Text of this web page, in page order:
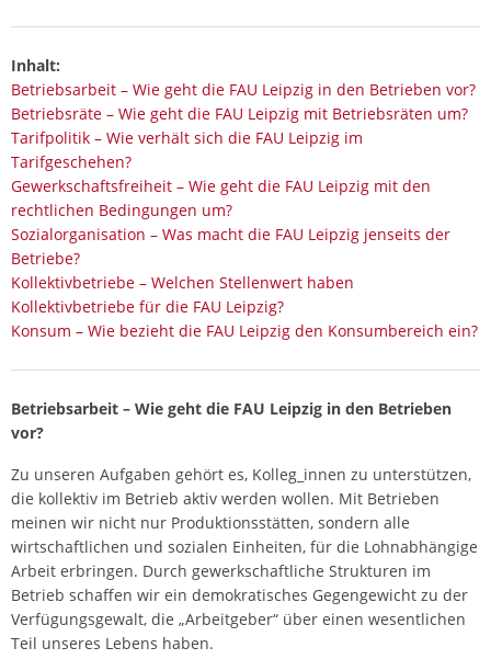
Inhalt:
Betriebsarbeit – Wie geht die FAU Leipzig in den Betrieben vor?
Betriebsräte – Wie geht die FAU Leipzig mit Betriebsräten um?
Tarifpolitik – Wie verhält sich die FAU Leipzig im
Tarifgeschehen?
Gewerkschaftsfreiheit – Wie geht die FAU Leipzig mit den
rechtlichen Bedingungen um?
Sozialorganisation – Was macht die FAU Leipzig jenseits der
Betriebe?
Kollektivbetriebe – Welchen Stellenwert haben
Kollektivbetriebe für die FAU Leipzig?
Konsum – Wie bezieht die FAU Leipzig den Konsumbereich ein?
Betriebsarbeit – Wie geht die FAU Leipzig in den Betrieben
vor?
Zu unseren Aufgaben gehört es, Kolleg_innen zu unterstützen,
die kollektiv im Betrieb aktiv werden wollen. Mit Betrieben
meinen wir nicht nur Produktionsstätten, sondern alle
wirtschaftlichen und sozialen Einheiten, für die Lohnabhängige
Arbeit erbringen. Durch gewerkschaftliche Strukturen im
Betrieb schaffen wir ein demokratisches Gegengewicht zu der
Verfügungsgewalt, die „Arbeitgeber“ über einen wesentlichen
Teil unseres Lebens haben.